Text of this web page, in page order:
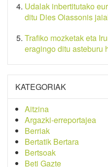
Udalak inbertitutako
ditu Dies Oiassonis
Trafiko mozketak eta
eragingo ditu asteburu
KATEGORIAK
Aitzina
Argazki-erreportajea
Berriak
Bertatik Bertara
Bertsoak
Beti Gazte